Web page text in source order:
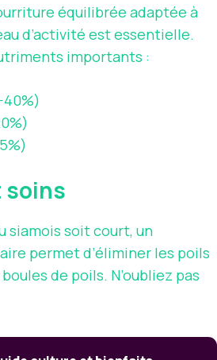
équilibrée adaptée à
d’activité est essentielle.
importants :
soins
siamois soit court, un
permet d’éliminer les poils
de poils. N’oubliez pas